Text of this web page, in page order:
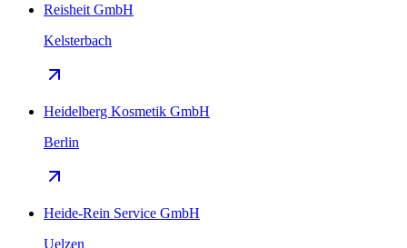
Reisheit GmbH
Kelsterbach
Heidelberg Kosmetik GmbH
Berlin
Heide-Rein Service GmbH
Uelzen